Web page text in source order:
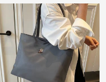
ゃれ 通勤・通学 シンプル